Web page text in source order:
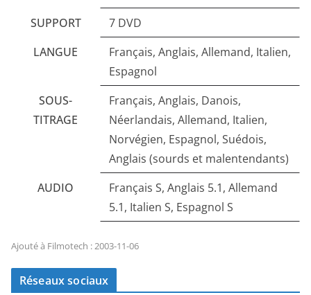
SUPPORT
7 DVD
LANGUE
Français, Anglais, Allemand, Italien,
Espagnol
SOUS-
TITRAGE
Français, Anglais, Danois,
Néerlandais, Allemand, Italien,
Norvégien, Espagnol, Suédois,
Anglais (sourds et malentendants)
AUDIO
Français S, Anglais 5.1, Allemand
5.1, Italien S, Espagnol S
Ajouté à Filmotech : 2003-11-06
Réseaux sociaux